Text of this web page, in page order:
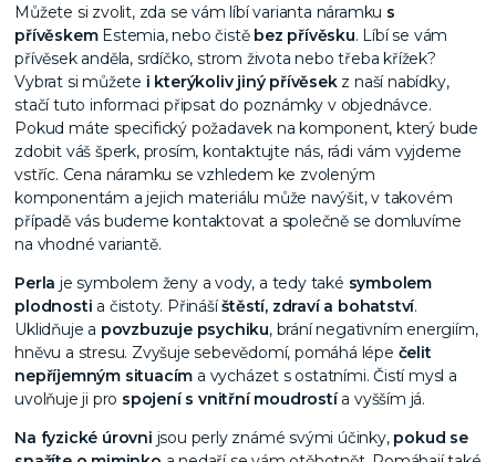
Můžete si zvolit, zda se vám líbí varianta náramku s
přívěskemEstemia, nebo čistě bez přívěsku. Líbí se vám
přívěsek anděla, srdíčko, strom života nebo třeba křížek?
Vybrat si můžete i kterýkoliv jiný přívěsekz naší nabídky,
stačí tuto informaci připsat do poznámky v objednávce.
Pokud máte specifický požadavek na komponent, který bude
zdobit váš šperk, prosím, kontaktujte nás, rádi vám vyjdeme
vstříc. Cena náramku se vzhledem ke zvoleným
komponentám a jejich materiálu může navýšit, v takovém
případě vás budeme kontaktovat a společně se domluvíme
na vhodné variantě.
Perla je symbolem ženy a vody, a tedy také symbolem
plodnosti a čistoty. Přinášíštěstí, zdraví a bohatství.
Uklidňuje a povzbuzuje psychiku, brání negativním energiím,
hněvu a stresu. Zvyšuje sebevědomí, pomáhá lépe čelit
nepříjemným situacím a vycházet s ostatními. Čistí mysl a
uvolňuje ji pro spojení s vnitřní moudrostía vyšším já.
Na fyzické úrovni jsou perly známé svými účinky, pokud se